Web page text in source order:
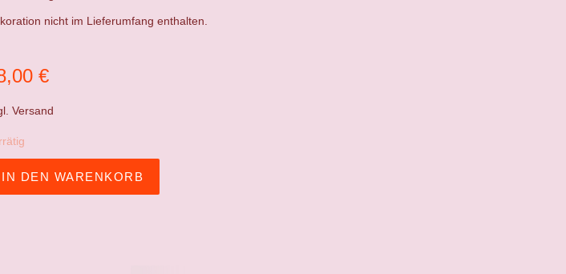
Versand
€
IN DEN WARENKORB
nicht im Lieferumfang enthalten.